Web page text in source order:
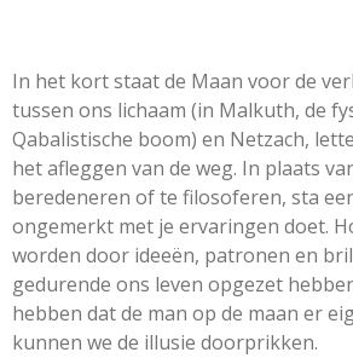
In het kort staat de Maan voor de
tussen ons lichaam (in Malkuth, de
Qabalistische boom) en Netzach,
het afleggen van de weg. In plaats
beredeneren of te filosoferen, sta
ongemerkt met je ervaringen doet.
worden door ideeën, patronen en
gedurende ons leven opgezet
hebben dat de man op de maan er
kunnen we de illusie doorprikken.